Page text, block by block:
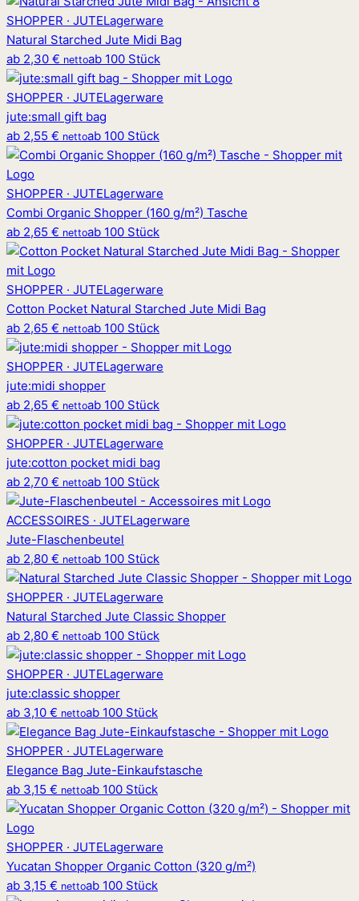
SHOPPER · JUTELagerware
Natural Starched Jute Midi Bag
ab 2,30 € nettoab 100 Stück
SHOPPER · JUTELagerware
jute:small gift bag
ab 2,55 € nettoab 100 Stück
SHOPPER · JUTELagerware
Combi Organic Shopper (160 g/m²) Tasche
ab 2,65 € nettoab 100 Stück
SHOPPER · JUTELagerware
Cotton Pocket Natural Starched Jute Midi Bag
ab 2,65 € nettoab 100 Stück
SHOPPER · JUTELagerware
jute:midi shopper
ab 2,65 € nettoab 100 Stück
SHOPPER · JUTELagerware
jute:cotton pocket midi bag
ab 2,70 € nettoab 100 Stück
ACCESSOIRES · JUTELagerware
Jute-Flaschenbeutel
ab 2,80 € nettoab 100 Stück
SHOPPER · JUTELagerware
Natural Starched Jute Classic Shopper
ab 2,80 € nettoab 100 Stück
SHOPPER · JUTELagerware
jute:classic shopper
ab 3,10 € nettoab 100 Stück
SHOPPER · JUTELagerware
Elegance Bag Jute-Einkaufstasche
ab 3,15 € nettoab 100 Stück
SHOPPER · JUTELagerware
Yucatan Shopper Organic Cotton (320 g/m²)
ab 3,15 € nettoab 100 Stück